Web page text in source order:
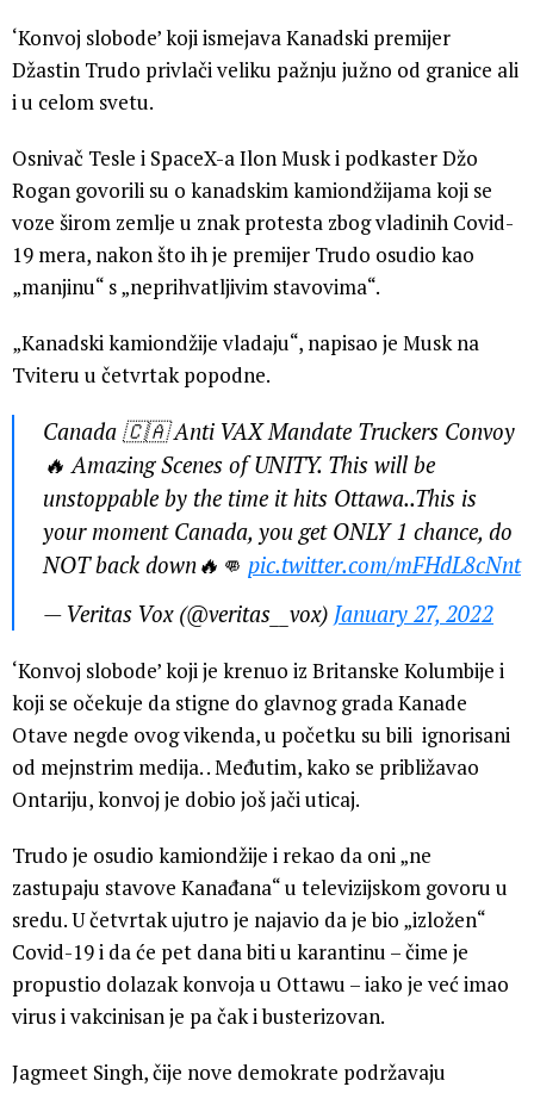
‘Konvoj slobode’ koji ismejava Kanadski premijer
Džastin Trudo privlači veliku pažnju južno od granice ali
i u celom svetu.
Osnivač Tesle i SpaceX-a Ilon Musk i podkaster Džo
Rogan govorili su o kanadskim kamiondžijama koji se
voze širom zemlje u znak protesta zbog vladinih Covid-
19 mera, nakon što ih je premijer Trudo osudio kao
„manjinu“ s „neprihvatljivim stavovima“.
„Kanadski kamiondžije vladaju“, napisao je Musk na
Tviteru u četvrtak popodne.
Canada 🇨🇦 Anti VAX Mandate Truckers Convoy
🔥 Amazing Scenes of UNITY. This will be
unstoppable by the time it hits Ottawa..This is
your moment Canada, you get ONLY 1 chance, do
NOT back down🔥👊 pic.twitter.com/mFHdL8cNnt
— Veritas Vox (@veritas__vox) January 27, 2022
‘Konvoj slobode’ koji je krenuo iz Britanske Kolumbije i
koji se očekuje da stigne do glavnog grada Kanade
Otave negde ovog vikenda, u početku su bili ignorisani
od mejnstrim medija. . Međutim, kako se približavao
Ontariju, konvoj je dobio još jači uticaj.
Trudo je osudio kamiondžije i rekao da oni „ne
zastupaju stavove Kanađana“ u televizijskom govoru u
sredu. U četvrtak ujutro je najavio da je bio „izložen“
Covid-19 i da će pet dana biti u karantinu – čime je
propustio dolazak konvoja u Ottawu – iako je već imao
virus i vakcinisan je pa čak i busterizovan.
Jagmeet Singh, čije nove demokrate podržavaju